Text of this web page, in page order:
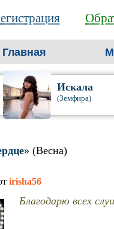
Главная
Искала
(Земфира)
» (Весна)
irisha56
Благодарю всех